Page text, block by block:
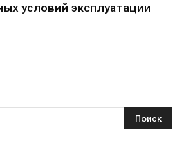
условий эксплуатации